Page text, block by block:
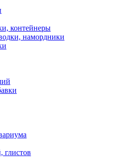
контейнеры
намордники
глистов